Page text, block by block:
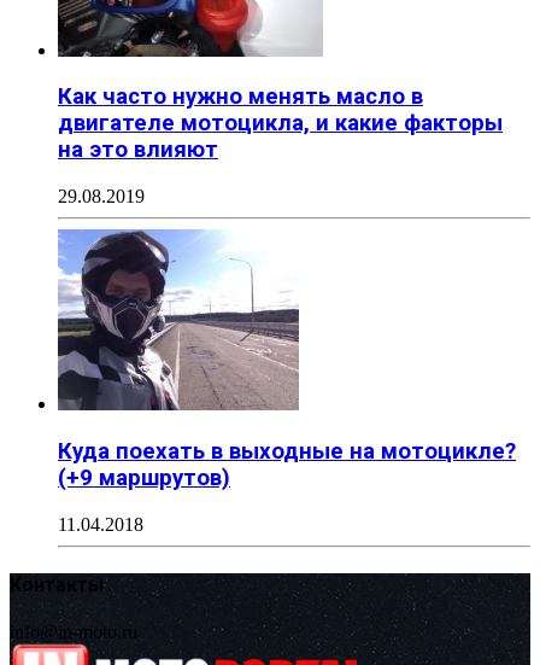
Как часто нужно менять масло в
двигателе мотоцикла, и какие факторы
на это влияют
29.08.2019
Куда поехать в выходные на мотоцикле?
(+9 маршрутов)
11.04.2018
Контакты
info@in-moto.ru